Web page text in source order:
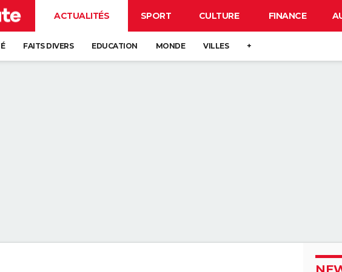
ACTUALITÉS SPORT CULTURE FINANCE
FAITS DIVERS EDUCATION MONDE VILLES +